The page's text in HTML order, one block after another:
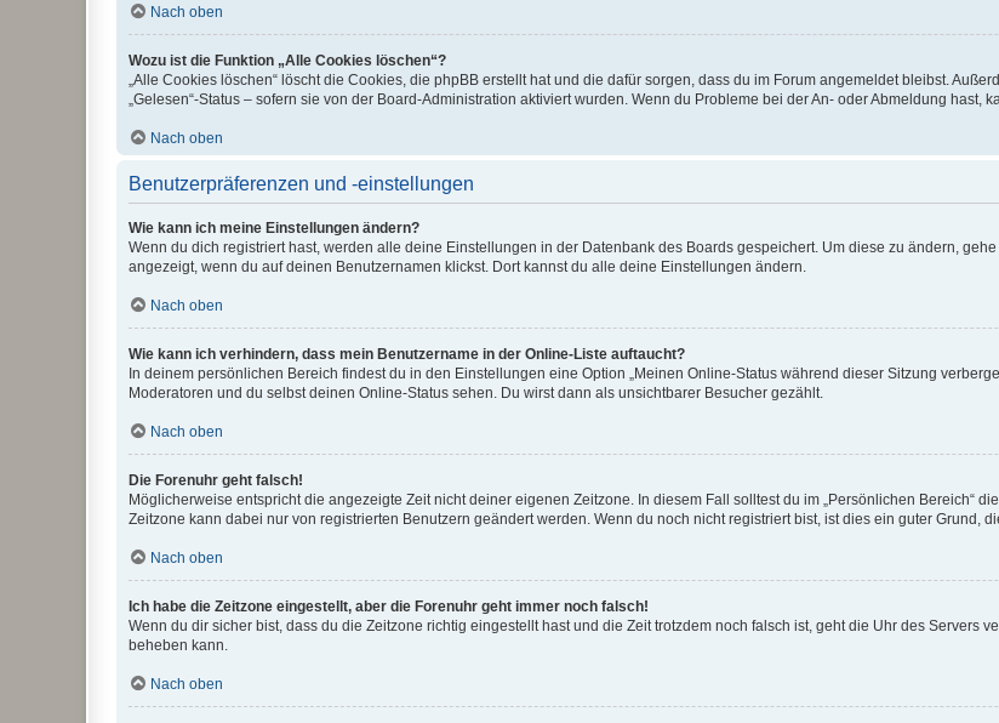
Nach oben
Wozu ist die Funktion „Alle Cookies löschen“?
„Alle Cookies löschen“ löscht die Cookies, die phpBB erstellt hat und die dafür sorgen, dass du im Forum angemeldet bleibst.
„Gelesen“-Status – sofern sie von der Board-Administration aktiviert wurden. Wenn du Probleme bei der An- oder Abmeldung hast,
Nach oben
Benutzerpräferenzen und -einstellungen
Wie kann ich meine Einstellungen ändern?
Wenn du dich registriert hast, werden alle deine Einstellungen in der Datenbank des Boards gespeichert. Um diese zu ändern,
angezeigt, wenn du auf deinen Benutzernamen klickst. Dort kannst du alle deine Einstellungen ändern.
Nach oben
Wie kann ich verhindern, dass mein Benutzername in der Online-Liste auftaucht?
In deinem persönlichen Bereich findest du in den Einstellungen eine Option „Meinen Online-Status während dieser Sitzung
Moderatoren und du selbst deinen Online-Status sehen. Du wirst dann als unsichtbarer Besucher gezählt.
Nach oben
Die Forenuhr geht falsch!
Möglicherweise entspricht die angezeigte Zeit nicht deiner eigenen Zeitzone. In diesem Fall solltest du im „Persönlichen Bereich“
Zeitzone kann dabei nur von registrierten Benutzern geändert werden. Wenn du noch nicht registriert bist, ist dies ein guter Grund,
Nach oben
Ich habe die Zeitzone eingestellt, aber die Forenuhr geht immer noch falsch!
Wenn du dir sicher bist, dass du die Zeitzone richtig eingestellt hast und die Zeit trotzdem noch falsch ist, geht die Uhr des Servers
beheben kann.
Nach oben